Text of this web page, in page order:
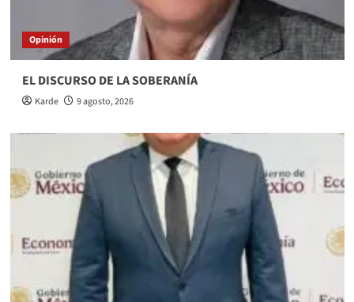
Opinión
EL DISCURSO DE LA SOBERANÍA
Karde 9 agosto, 2026